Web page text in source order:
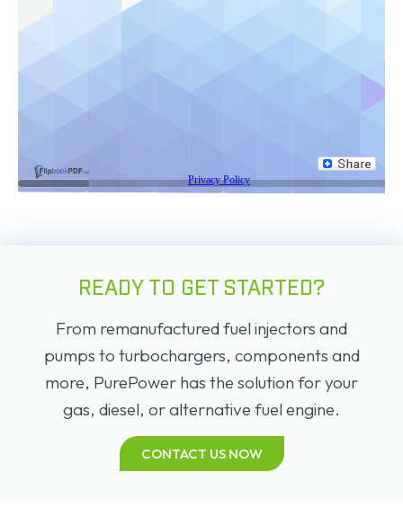
READY TO GET STARTED?
From remanufactured fuel injectors and
pumps to turbochargers, components and
more, PurePower has the solution for your
gas, diesel, or alternative fuel engine.
CONTACT US NOW